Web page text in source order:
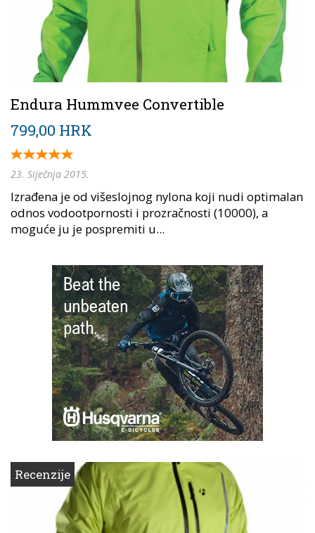
Endura Hummvee Convertible
799,00 HRK
23. Siječnja 2015.
Izrađena je od višeslojnog nylona koji nudi optimalan
odnos vodootpornosti i prozračnosti (10000), a
moguće ju je pospremiti u...
Recenzije